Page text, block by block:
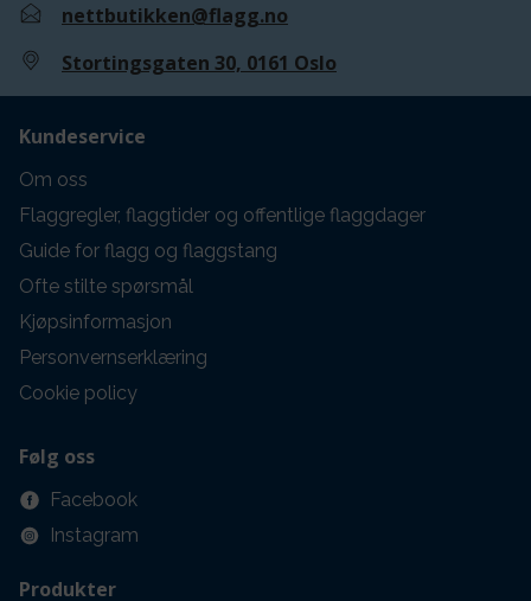
nettbutikken@flagg.no
Stortingsgaten 30, 0161 Oslo
Kundeservice
Om oss
Flaggregler, flaggtider og offentlige flaggdager
Guide for flagg og flaggstang
Ofte stilte spørsmål
Kjøpsinformasjon
Personvernserklæring
Cookie policy
Følg oss
Facebook
Instagram
Produkter